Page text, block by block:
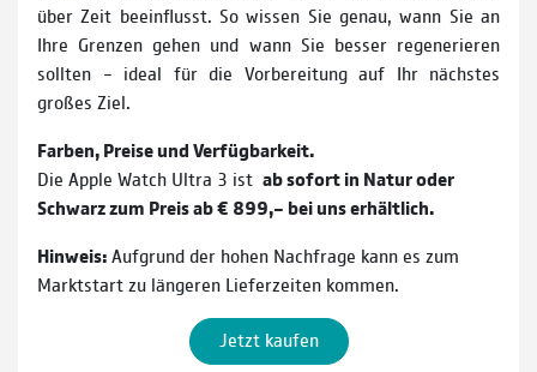
über Zeit beeinflusst. So wissen Sie genau, wann Sie an
Ihre Grenzen gehen und wann Sie besser regenerieren
sollten – ideal für die Vorbereitung auf Ihr nächstes
großes Ziel.
Farben, Preise und Verfügbarkeit.
Die Apple Watch Ultra 3 ist ab sofort in Natur oder
Schwarz zum Preis ab € 899,– bei uns erhältlich.
Hinweis:Aufgrund der hohen Nachfrage kann es zum
Marktstart zu längeren Lieferzeiten kommen.
Jetzt kaufen